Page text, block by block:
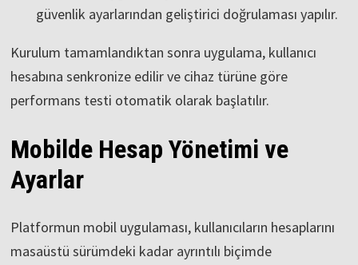
güvenlik ayarlarından geliştirici doğrulaması yapılır.
Kurulum tamamlandıktan sonra uygulama, kullanıcı
hesabına senkronize edilir ve cihaz türüne göre
performans testi otomatik olarak başlatılır.
Mobilde Hesap Yönetimi ve
Ayarlar
Platformun mobil uygulaması, kullanıcıların hesaplarını
masaüstü sürümdeki kadar ayrıntılı biçimde